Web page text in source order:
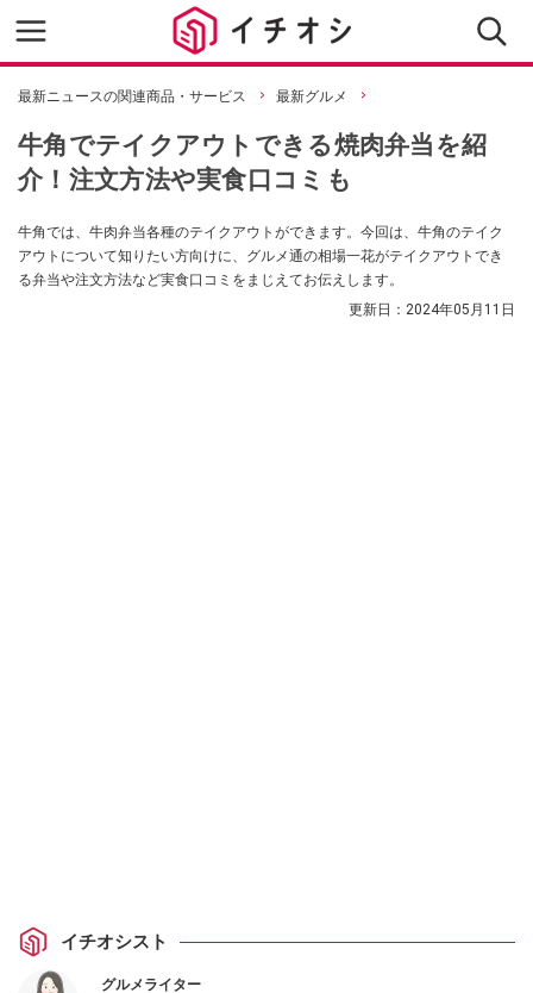
最新ニュースの関連商品・サービス 最新グルメ
牛角でテイクアウトできる焼肉弁当を紹
介！注文方法や実食口コミも
牛角では、牛肉弁当各種のテイクアウトができます。今回は、牛角のテイク
アウトについて知りたい方向けに、グルメ通の相場一花がテイクアウトでき
る弁当や注文方法など実食口コミをまじえてお伝えします。
更新日： 2024年05月11日
イチオシスト
グルメライター